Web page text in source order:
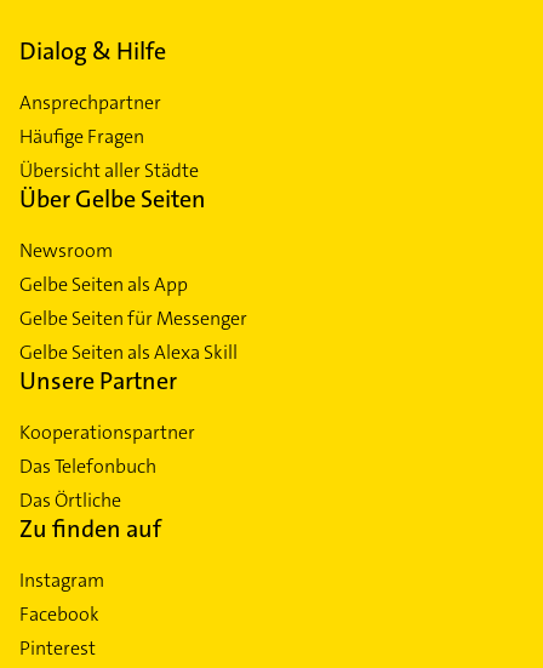
Riem
Schwabing-West
Schwanthalerhöhe
Sendling
Thalkirchen
Trudering
Untergiesing
Untermenzing
Dialog & Hilfe
Ansprechpartner
Häufige Fragen
Übersicht aller Städte
Über Gelbe Seiten
Newsroom
Gelbe Seiten als App
Gelbe Seiten für Messenger
Gelbe Seiten als Alexa Skill
Unsere Partner
Kooperationspartner
Das Telefonbuch
Das Örtliche
Zu finden auf
Instagram
Facebook
Pinterest